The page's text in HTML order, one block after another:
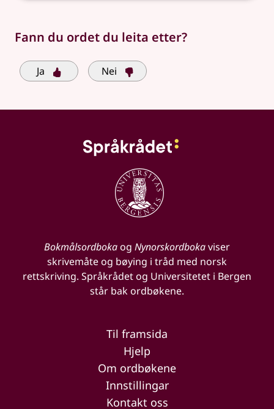
Fann du ordet du leita etter?
Ja Nei
Bokmålsordbokaog Nynorskordbokaviser
skrivemåte og bøying i tråd med norsk
rettskriving. Språkrådet og Universitetet i Bergen
står bak ordbøkene.
Til framsida
Hjelp
Om ordbøkene
Innstillingar
Kontakt oss